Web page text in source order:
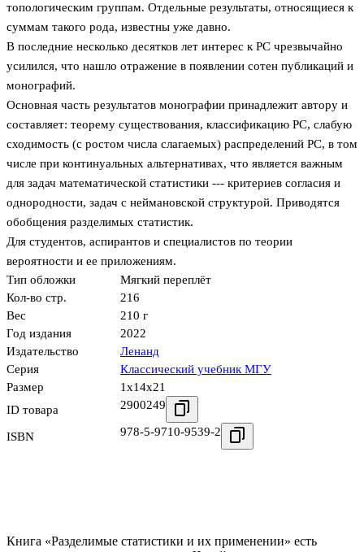
топологическим группам. Отдельные результаты, относящиеся к
суммам такого рода, известны уже давно.
В последние несколько десятков лет интерес к РС чрезвычайно
усилился, что нашло отражение в появлении сотен публикаций и
монографий.
Основная часть результатов монографии принадлежит автору и
составляет: теорему существования, классификацию РС, слабую
сходимость (с ростом числа слагаемых) распределений РС, в том
числе при континуальных альтернативах, что является важным
для задач математической статистики --- критериев согласия и
однородности, задач с неймановской структурой. Приводятся
обобщения разделимых статистик.
Для студентов, аспирантов и специалистов по теории
вероятности и ее приложениям.
Тип обложки
Мягкий переплёт
Кол-во стр.
216
Вес
210 г
Год издания
2022
Издательство
Ленанд
Серия
Классический учебник МГУ
Размер
1x14x21
ID товара
2900249
ISBN 978-5-9710-9539-2
Книга «Разделимые статистики и их применении» есть